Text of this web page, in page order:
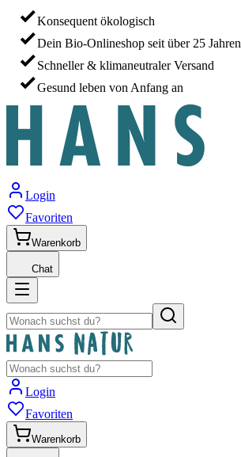
Konsequent ökologisch
Dein Bio-Onlineshop seit über 25 Jahren
Schneller & klimaneutraler Versand
Gesund leben von Anfang an
Login
Favoriten
Warenkorb
Chat
Login
Favoriten
Warenkorb